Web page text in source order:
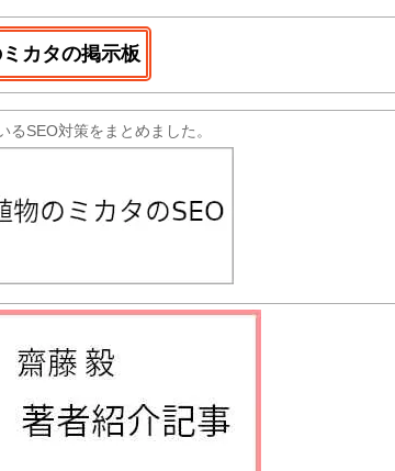
カタの掲示板
るSEO対策をまとめました。